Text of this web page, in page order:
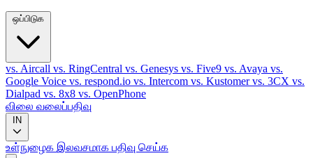
vs. Aircall vs. RingCentral vs. Genesys vs. Five9 vs. Avaya vs.
Google Voice vs. respond.io vs. Intercom vs. Kustomervs. 3CX vs.
Dialpad vs. 8x8 vs. OpenPhone
விலை வலைப்பதிவு
IN
உள்நுழைக இலவசமாக பதிவு செய்க